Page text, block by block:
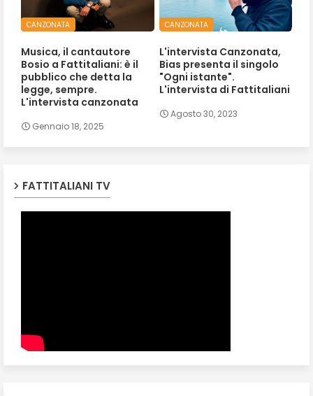
CANZONATA
Musica, il cantautore
Bosio a Fattitaliani: è il
pubblico che detta la
legge, sempre.
L'intervista canzonata
Gennaio 18, 2025
CANZONATA
L'intervista Canzonata,
Bias presenta il singolo
"Ogni istante".
L'intervista di Fattitaliani
Agosto 30, 2023
FATTITALIANI TV